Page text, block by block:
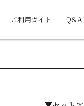
ご利用ガイド Q&A